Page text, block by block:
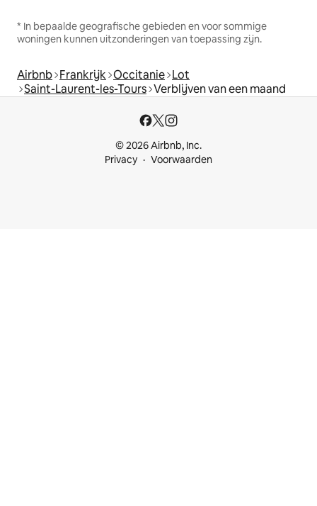
* In bepaalde geografische gebieden en voor sommige
woningen kunnen uitzonderingen van toepassing zijn.
Airbnb Frankrijk Occitanie Lot
Saint-Laurent-les-Tours Verblijven van een maand
© 2026 Airbnb, Inc.
Privacy
Voorwaarden